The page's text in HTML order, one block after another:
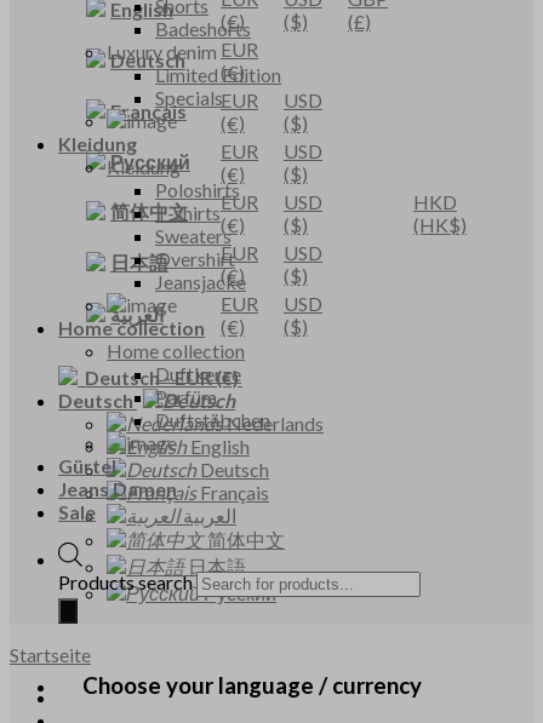
English
(€)
($)
(£)
Deutsch
EUR
(€)
Français
EUR
(€)
USD
($)
Русский
EUR
(€)
USD
($)
简体中文
EUR
(€)
USD
($)
HKD
(HK$)
日本語
EUR
(€)
USD
($)
العربية
EUR
(€)
USD
($)
Deutsch-EUR(€)
Deutsch
Nederlands
English
Deutsch
Français
العربية
简体中文
日本語
Русский
Choose your language / currency
Shorts
Badeshorts
Luxury denim
Limited Edition
Specials
Kleidung
Kleidung
Poloshirts
T-shirts
Sweaters
Overshirt
Jeansjacke
Home collection
Home collection
Duftkerze
Parfüm
Duftstäbchen
Gürtel
Jeans Damen
Sale
Products search
Startseite